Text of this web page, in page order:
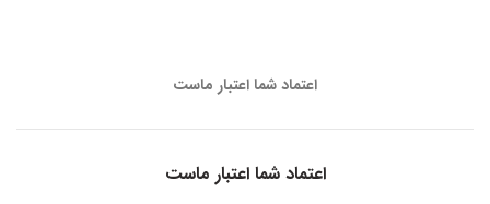
اعتماد شما اعتبار ماست
اعتماد شما اعتبار ماست